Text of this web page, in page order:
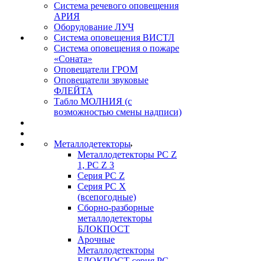
Система речевого оповещения
АРИЯ
Оборудование ЛУЧ
Система оповещения ВИСТЛ
Система оповещения о пожаре
«Соната»
Оповещатели ГРОМ
Оповещатели звуковые
ФЛЕЙТА
Табло МОЛНИЯ (с
возможностью смены надписи)
Металлодетекторы
Металлодетекторы РС Z
1, PC Z 3
Серия РС Z
Серия РС X
(всепогодные)
Сборно-разборные
металлодетекторы
БЛОКПОСТ
Арочные
Металлодетекторы